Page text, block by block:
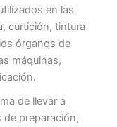
en las
curtición, tintura
órganos de
máquinas,
de llevar a
preparación,